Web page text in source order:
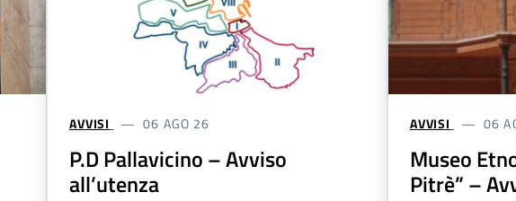
AVVISI 06 AGO 26
P.D Pallavicino – Avviso
all’utenza
AVVISI 06
Museo
Pitrè” –